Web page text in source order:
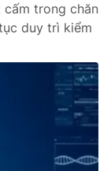
trong chăn
duy trì kiểm